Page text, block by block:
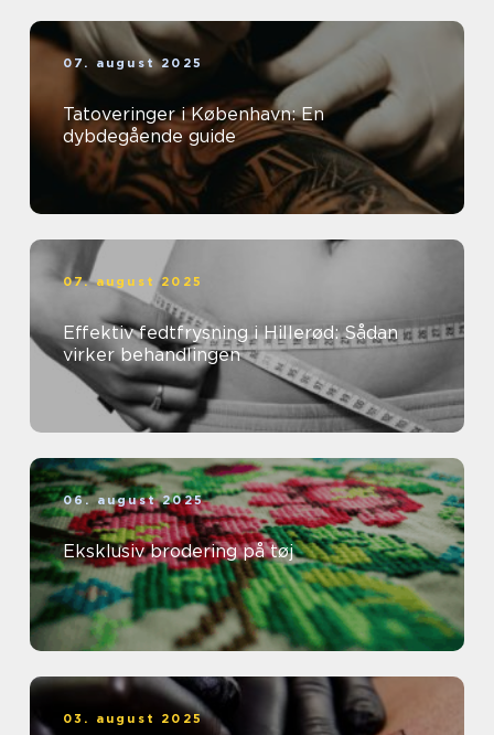
07. august 2025
Tatoveringer i København: En
dybdegående guide
07. august 2025
Effektiv fedtfrysning i Hillerød: Sådan
virker behandlingen
06. august 2025
Eksklusiv brodering på tøj
03. august 2025